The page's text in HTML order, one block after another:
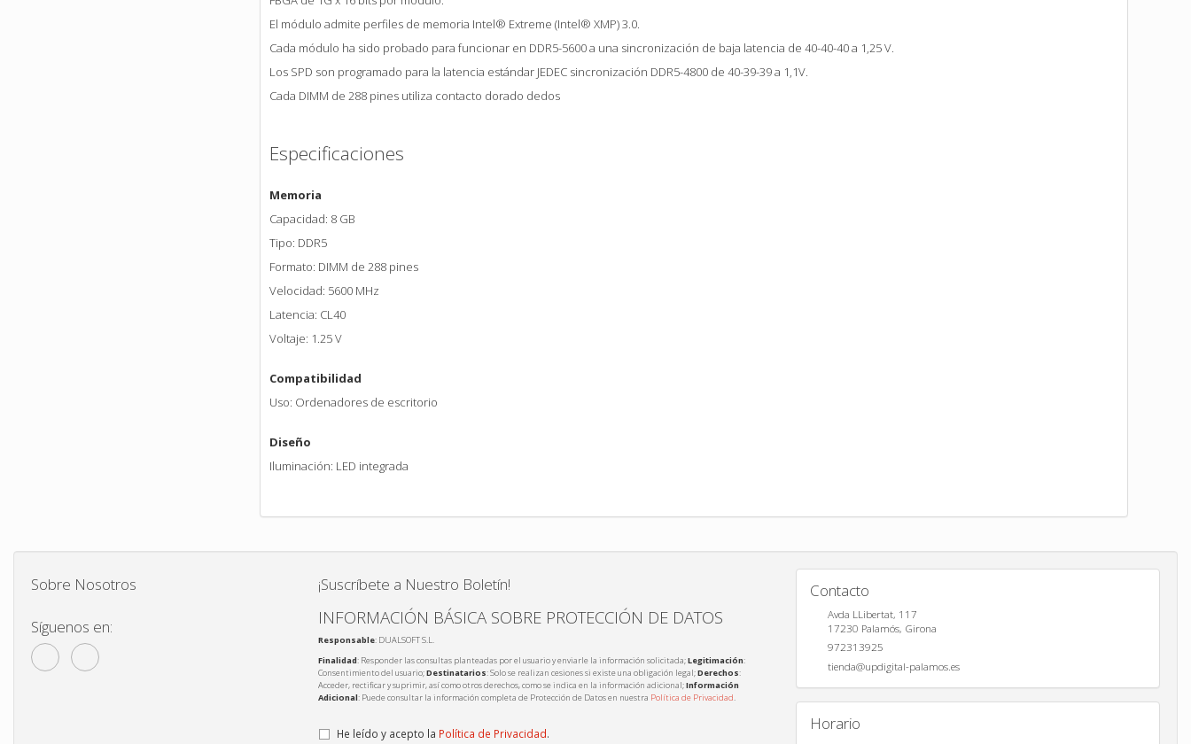
El módulo admite perfiles de memoria Intel® Extreme (Intel® XMP) 3.0.
Cada módulo ha sido probado para funcionar en DDR5-5600 a una sincronización de baja latencia de 40-40-40 a 1,25 V.
Los SPD son programado para la latencia estándar JEDEC sincronización DDR5-4800 de 40-39-39 a 1,1V.
Cada DIMM de 288 pines utiliza contacto dorado dedos
Especificaciones
Memoria
Capacidad: 8 GB
Tipo: DDR5
Formato: DIMM de 288 pines
Velocidad: 5600 MHz
Latencia: CL40
Voltaje: 1.25 V
Compatibilidad
Uso: Ordenadores de escritorio
Diseño
Iluminación: LED integrada
Sobre Nosotros
Síguenos en:
¡Suscríbete a Nuestro Boletín!
INFORMACIÓN BÁSICA SOBRE PROTECCIÓN DE DATOS
Responsable: DUALSOFT S.L.
Finalidad: Responder las consultas planteadas por el usuario y enviarle la información solicitada;Legitimación:
Consentimiento del usuario;Destinatarios: Solo se realizan cesiones si existe una obligación legal;Derechos:
Acceder, rectificar y suprimir, así como otros derechos, como se indica en la información adicional;Información
Adicional: Puede consultar la información completa de Protección de Datos en nuestra Política de Privacidad.
He leído y acepto la Política de Privacidad.
Contacto
Avda LLibertat, 117
17230 Palamós, Girona
972313925
tienda@updigital-palamos.es
Horario